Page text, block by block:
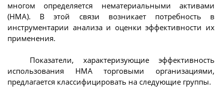
многом определяется нематериальными активами
(НМА). В этой связи возникает потребность в
инструментарии анализа и оценки эффективности их
применения.
Показатели, характеризующие эффективность
использования НМА торговыми организациями,
предлагается классифицировать на следующие группы.